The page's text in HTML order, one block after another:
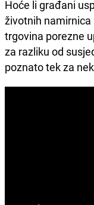
Hoće li građani
životnih namirnica
trgovina porezne
za razliku od
poznato tek za